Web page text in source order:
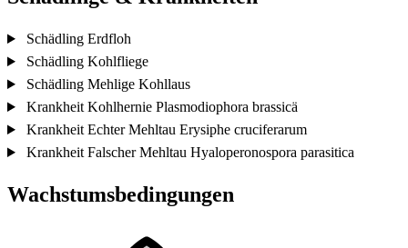
Schädling Erdfloh
Schädling Kohlfliege
Schädling Mehlige Kohllaus
Krankheit Kohlhernie Plasmodiophora brassicä
Krankheit Echter Mehltau Erysiphe cruciferarum
Krankheit Falscher Mehltau Hyaloperonospora parasitica
Wachstumsbedingungen